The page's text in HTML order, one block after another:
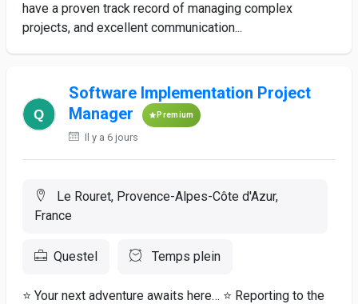
have a proven track record of managing complex
projects, and excellent communication...
Software Implementation Project
Manager
Premium
Il y a 6 jours
Le Rouret, Provence-Alpes-Côte d'Azur,
France
Questel Temps plein
⭐ Your next adventure awaits here… ⭐ Reporting to the